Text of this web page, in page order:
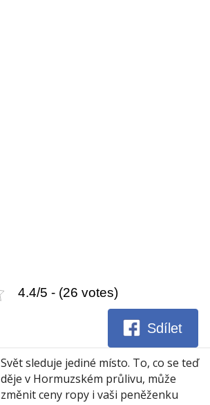
4.4/5 - (26 votes)
Sdílet
Svět sleduje jediné místo. To, co se teď
děje v Hormuzském průlivu, může
změnit ceny ropy i vaši peněženku